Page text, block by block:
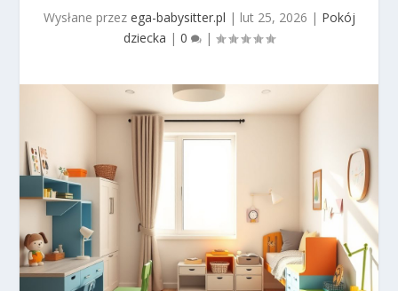
Wysłane przez ega-babysitter.pl | lut 25, 2026 | Pokój
dziecka | 0 |